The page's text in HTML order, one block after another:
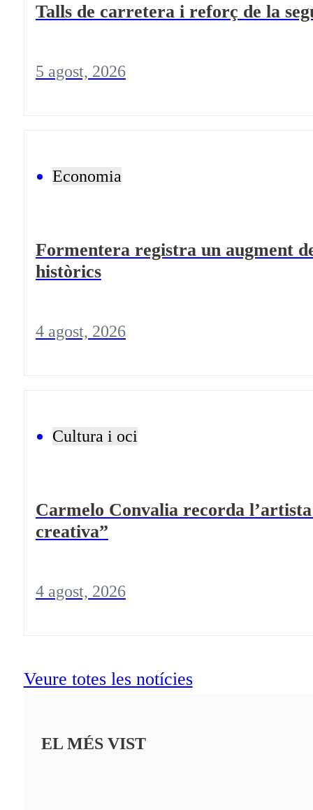
Talls de carretera i reforç de la
5 agost, 2026
Economia
Formentera registra un augment
històrics
4 agost, 2026
Cultura i oci
Carmelo Convalia recorda
creativa”
4 agost, 2026
Veure totes les notícies
EL MÉS VIST